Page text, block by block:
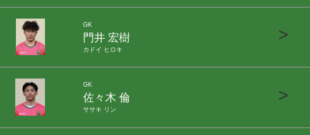
GK
門井 宏樹
カドイ ヒロキ
>
GK
佐々木 倫
ササキ リン
>